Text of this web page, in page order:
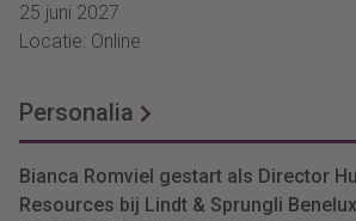
25 juni 2027
Locatie: Online
Personalia
Bianca Romviel gestart als Director
Resources bij Lindt & Sprungli Benelux